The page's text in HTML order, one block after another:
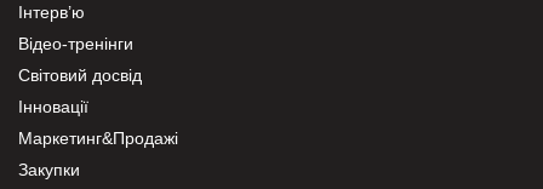
Інтерв’ю
Відео-тренінги
Світовий досвід
Інновації
Маркетинг&Продажі
Закупки